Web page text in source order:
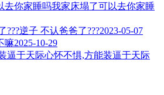
我家床塌了可以去你家睡
逆子 不认爸爸了???2023-05-07
嘛2025-10-29
心怀不惧,方能装逼于天际